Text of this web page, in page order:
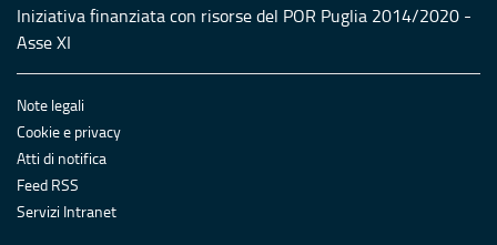
Iniziativa finanziata con risorse del POR Puglia 2014/2020 -
Asse XI
Note legali
Cookie e privacy
Atti di notifica
Feed RSS
Servizi Intranet